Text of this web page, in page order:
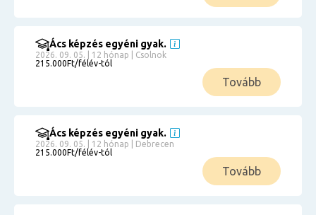
Ács képzés egyéni gyak.
2026. 09. 05. | 12 hónap | Csolnok
215.000Ft/félév-tól
Tovább
Ács képzés egyéni gyak.
2026. 09. 05. | 12 hónap | Debrecen
215.000Ft/félév-tól
Tovább